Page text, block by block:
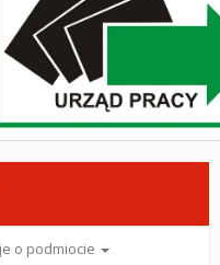
o podmiocie